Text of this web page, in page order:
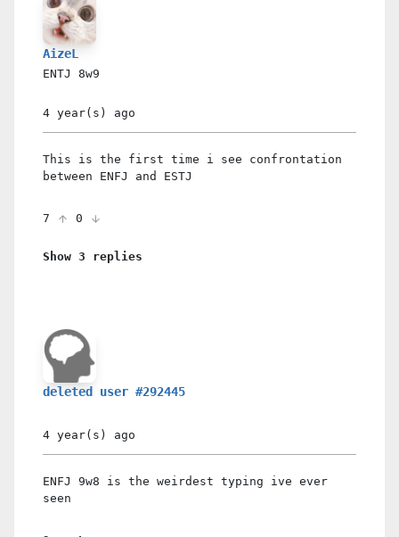
AizeL
ENTJ 8w9
4 year(s) ago
This is the first time i see confrontation
between ENFJ and ESTJ
7 0
Show 3 replies
deleted user #292445
4 year(s) ago
ENFJ 9w8 is the weirdest typing ive ever
seen